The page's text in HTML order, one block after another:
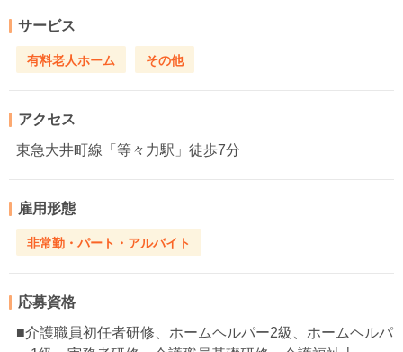
サービス
有料老人ホーム その他
アクセス
東急大井町線「等々力駅」徒歩7分
雇用形態
非常勤・パート・アルバイト
応募資格
■介護職員初任者研修、ホームヘルパー2級、ホームヘルパ